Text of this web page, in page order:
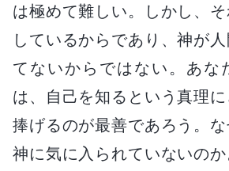
は極めて難しい。しかし、
しているからであり、神が
てないからではない。あな
は、自己を知るという真理
捧げるのが最善であろう。
神に気に入られていないの